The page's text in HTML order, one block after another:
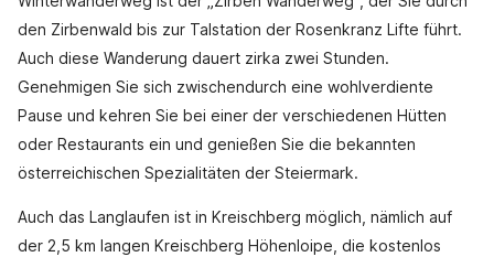
den Zirbenwald bis zur Talstation der Rosenkranz Lifte führt.
Auch diese Wanderung dauert zirka zwei Stunden.
Genehmigen Sie sich zwischendurch eine wohlverdiente
Pause und kehren Sie bei einer der verschiedenen Hütten
oder Restaurants ein und genießen Sie die bekannten
österreichischen Spezialitäten der Steiermark.
Auch das Langlaufen ist in Kreischberg möglich, nämlich auf
der 2,5 km langen Kreischberg Höhenloipe, die kostenlos